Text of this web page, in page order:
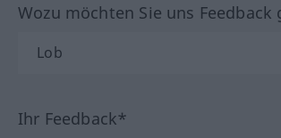
Wozu möchten Sie uns Feedback
Ihr Feedback*